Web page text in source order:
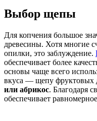
Выбор щепы
Для копчения большое
древесины. Хотя многие
опилки, это заблуждение.
обеспечивает более
основы чаще всего
вкуса — щепу фруктовых
или абрикос. Благодаря
обеспечивает